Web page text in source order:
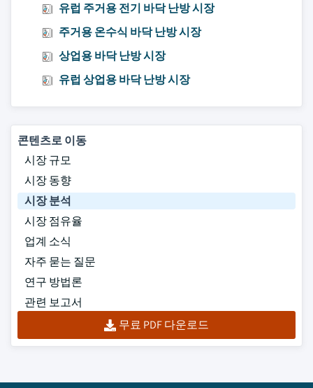
유럽 주거용 전기 바닥 난방 시장
주거용 온수식 바닥 난방 시장
상업용 바닥 난방 시장
유럽 상업용 바닥 난방 시장
콘텐츠로 이동
시장 규모
시장 동향
시장 분석
시장 점유율
업계 소식
자주 묻는 질문
연구 방법론
관련 보고서
무료 PDF 다운로드